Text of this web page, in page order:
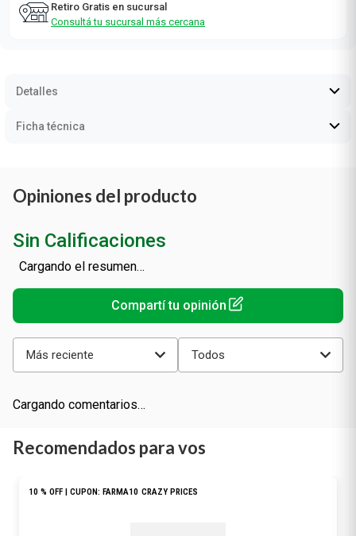
Retiro Gratis en sucursal
Consultá tu sucursal más cercana
Detalles
Ficha técnica
Opiniones del producto
Sin Calificaciones
Cargando el resumen…
Más reciente Todos
Cargando comentarios…
Recomendados para vos
10 % OFF | CUPON: FARMA10 CRAZY PRICES